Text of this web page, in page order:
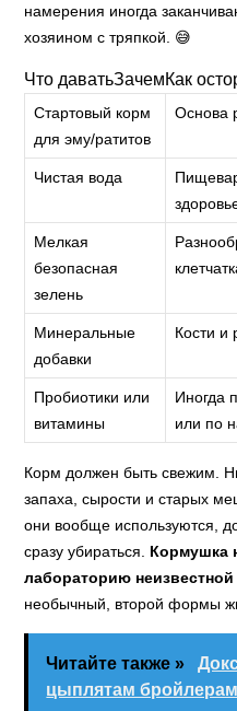
намерения иногда
хозяином с тряпкой. 😅
Что даватьЗачемКак
Стартовый корм
для эму/ратитов
Основа
Чистая вода
Мелкая
безопасная
зелень
Минеральные
добавки
Кости и
Пробиотики или
витамины
Иногда
или по
Корм должен быть свежим.
запаха, сырости и старых
они вообще используются,
сразу убираться. Кормушка
лабораторию неизвестной
необычный, второй формы
Читайте также »
цыплятам бройлерам